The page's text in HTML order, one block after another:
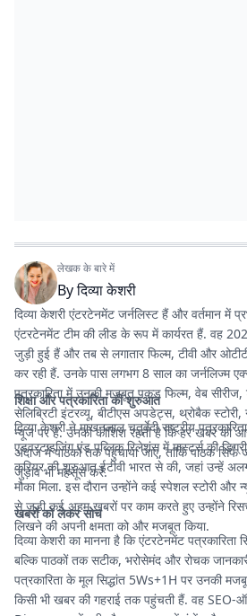
लेखक के बारे में
Byदिव्या केशरी
दिव्या केशरी एंटरटेनमेंट जर्नलिस्ट हैं और वर्तमान में
एंटरटेनमेंट टीम की लीड के रूप में कार्यरत हैं. वह
जुड़ी हुई हैं और तब से लगातार फिल्म, टीवी और
कर रही हैं. उनके पास लगभग 8 साल का जर्नलिज्म
पत्रकारिता में उनकी मजबूत पकड़ फिल्म, वेब सीरीज,
सेलिब्रिटी इंटरव्यू, बीटीएस अपडेट्स, थ्रोबैक
न्यूज पर है. उनकी कोशिश रहती है कि हर खबर को
अंदाज में पाठकों तक पहुंचाया जाए, ताकि पाठक सिर्फ
जुड़ाव भी महसूस करें.
शिक्षा और पत्रकारिता की शुरुआत
दिव्या केशरी ने माखनलाल चतुर्वेदी राष्ट्रीय
एडवरटाइजिंग एंड पब्लिक रिलेशंस में मास्टर्स की
करियर की शुरुआत ईटीवी भारत से की, जहां उन्हें
मौका मिला. इस दौरान उन्होंने कई स्पेशल स्टोरी
से जुड़ी कई अहम खबरों पर काम करते हुए उन्होंने
लिखने की अपनी क्षमता को और मजबूत किया.
खबरों को लेकर सोच
दिव्या केशरी का मानना है कि एंटरटेनमेंट पत्रकारिता
बल्कि पाठकों तक सटीक, भरोसेमंद और रोचक
पत्रकारिता के मूल सिद्धांत 5Ws+1H पर उनकी
किसी भी खबर की गहराई तक पहुंचती हैं. वह SEO-